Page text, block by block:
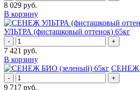
8 029 руб.
В корзину
УЛЬТРА (фисташковый оттенок) 65кг
- +
7 421 руб.
В корзину
СЕНЕЖ
- +
9 717 руб.